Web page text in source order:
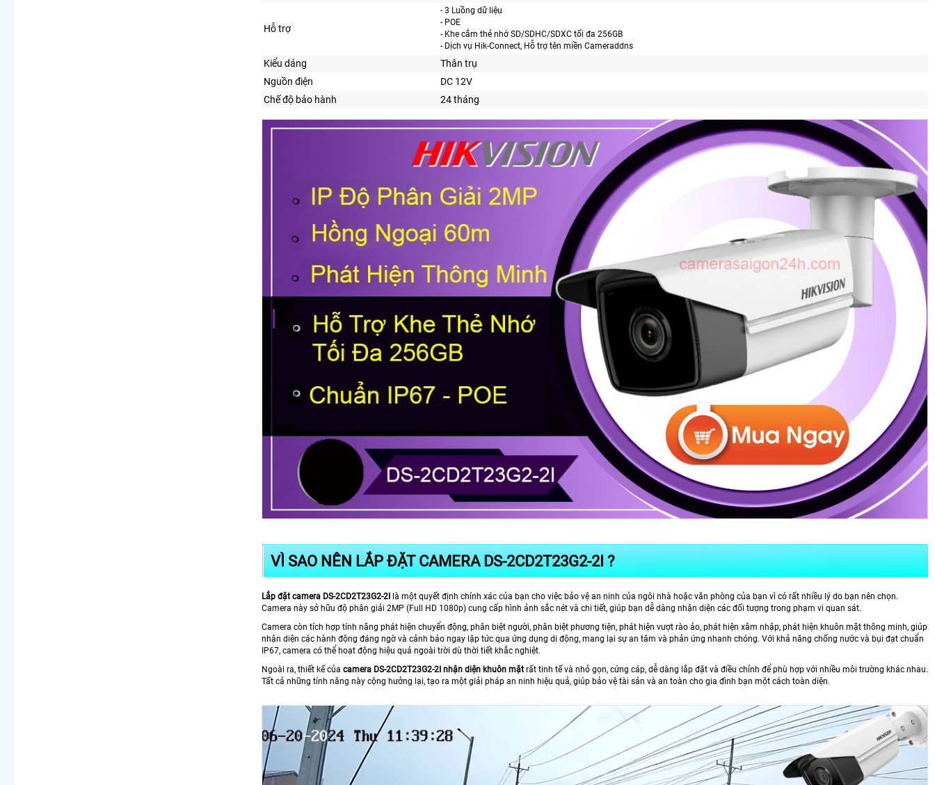
Hỗ trợ
- 3 Luồng dữ liệu
- POE
- Khe cắm thẻ nhớ SD/SDHC/SDXC tối đa 256GB
- Dịch vụ Hik-Connect, Hỗ trợ tên miền Cameraddns
Kiểu dáng
Thân trụ
Nguồn điện
DC 12V
Chế độ bảo hành
24 tháng
VÌ SAO NÊN LẮP ĐẶT CAMERA DS-2CD2T23G2-2I ?
Lắp đặt camera DS-2CD2T23G2-2I
là một quyết định chính xác của bạn cho việc bảo vệ an ninh của ngôi nhà hoặc văn phòng của bạn vì có rất nhiều lý do bạn nên chọn.
Camera này sở hữu độ phân giải 2MP (Full HD 1080p) cung cấp hình ảnh sắc nét và chi tiết, giúp bạn dễ dàng nhận diện các đối tượng trong phạm vi quan sát.
Camera còn tích hợp tính năng phát hiện chuyển động, phân biệt người, phân biệt phương tiện, phát hiện vượt rào ảo, phát hiện xâm nhập, phát hiện khuôn mặt thông minh, giúp
nhận diện các hành động đáng ngờ và cảnh báo ngay lập tức qua ứng dụng di động, mang lại sự an tâm và phản ứng nhanh chóng. Với khả năng chống nước và bụi đạt chuẩn
IP67, camera có thể hoạt động hiệu quả ngoài trời dù thời tiết khắc nghiệt.
Ngoài ra, thiết kế của camera DS-2CD2T23G2-2I nhận diện khuôn mặt rất tinh tế và nhỏ gọn, cứng cáp, dễ dàng lắp đặt và điều chỉnh để phù hợp với nhiều môi trường khác nhau.
Tất cả những tính năng này cộng hưởng lại, tạo ra một giải pháp an ninh hiệu quả, giúp bảo vệ tài sản và an toàn cho gia đình bạn một cách toàn diện.